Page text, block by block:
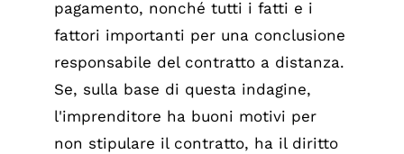
pagamento, nonché tutti i fatti e i
fattori importanti per una conclusione
responsabile del contratto a distanza.
Se, sulla base di questa indagine,
l'imprenditore ha buoni motivi per
non stipulare il contratto, ha il diritto